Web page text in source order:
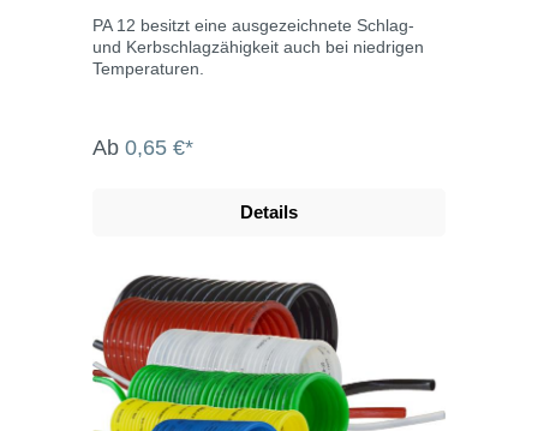
PA 12 besitzt eine ausgezeichnete Schlag-
und Kerbschlagzähigkeit auch bei niedrigen
Temperaturen.
Ab 0,65 €*
Details